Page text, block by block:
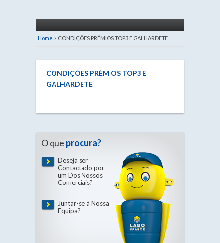
Home > CONDIÇÕES PRÉMIOS TOP3 E GALHARDETE
CONDIÇÕES PRÉMIOS TOP3 E
GALHARDETE
O que procura?
Deseja ser
Contactado por
um Dos Nossos
Comerciais?
Juntar-se à Nossa
Equipa?